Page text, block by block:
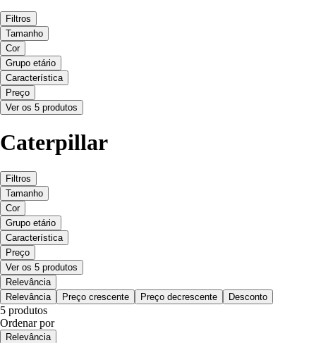
Filtros
Tamanho
Cor
Grupo etário
Característica
Preço
Ver os 5 produtos
Caterpillar
Filtros
Tamanho
Cor
Grupo etário
Característica
Preço
Ver os 5 produtos
Relevância
Relevância
Preço crescente Preço decrescente Desconto
5 produtos
Ordenar por
Relevância